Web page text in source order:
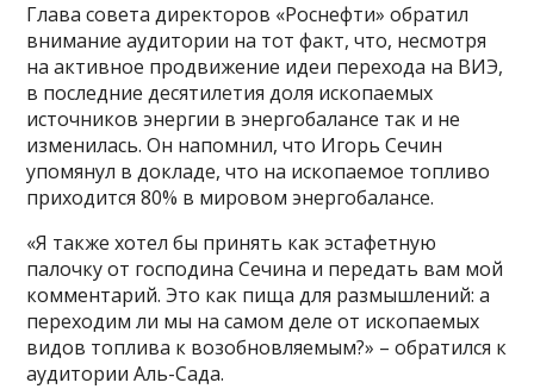
Глава совета директоров «Роснефти» обратил
внимание аудитории на тот факт, что, несмотря
на активное продвижение идеи перехода на ВИЭ,
в последние десятилетия доля ископаемых
источников энергии в энергобалансе так и не
изменилась. Он напомнил, что Игорь Сечин
упомянул в докладе, что на ископаемое топливо
приходится 80% в мировом энергобалансе.
«Я также хотел бы принять как эстафетную
палочку от господина Сечина и передать вам мой
комментарий. Это как пища для размышлений: а
переходим ли мы на самом деле от ископаемых
видов топлива к возобновляемым?» – обратился к
аудитории Аль-Сада.